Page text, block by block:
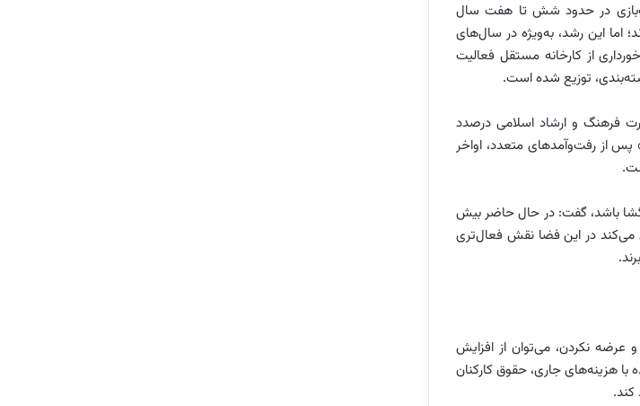
در حدود شش تا هفت سال
اما این رشد، به‌ویژه در سال‌های
از کارخانه مستقل فعالیت
توزیع شده است.
فرهنگ و ارشاد اسلامی درصدد
پس از رفت‌وآمدهای متعدد، اواخر
باشد، گفت: در حال حاضر بیش
می‌کند در این فضا نقش فعال‌تری
عرضه نکردن، می‌توان از افزایش
هزینه‌های جاری، حقوق کارکنان